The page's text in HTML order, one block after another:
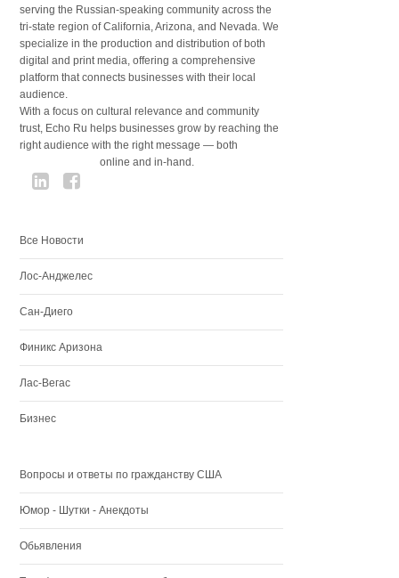
serving the Russian-speaking community across the
tri-state region of California, Arizona, and Nevada. We
specialize in the production and distribution of both
digital and print media, offering a comprehensive
platform that connects businesses with their local
audience.
With a focus on cultural relevance and community
trust, Echo Ru helps businesses grow by reaching the
right audience with the right message — both
online and in-hand.
Все Новости
Лос-Анджелес
Сан-Диего
Финикс Аризона
Лас-Вегас
Бизнес
Вопросы и ответы по гражданству США
Юмор - Шутки - Анекдоты
Обьявления